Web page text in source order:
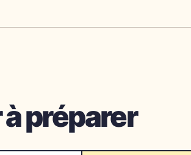
préparer